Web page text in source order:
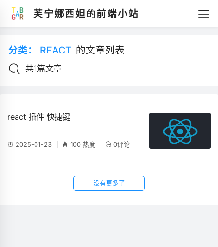
芙宁娜西妲的前端小站
分类： REACT 的文章列表
共1篇文章
react 插件 快捷键
2025-01-23 100 热度 0评论
没有更多了